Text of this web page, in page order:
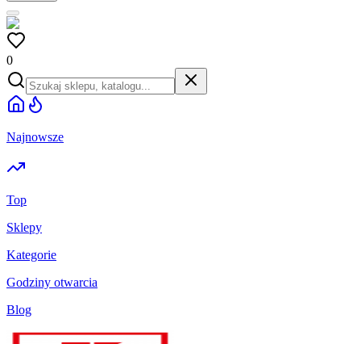
0
Najnowsze
Top
Sklepy
Kategorie
Godziny otwarcia
Blog